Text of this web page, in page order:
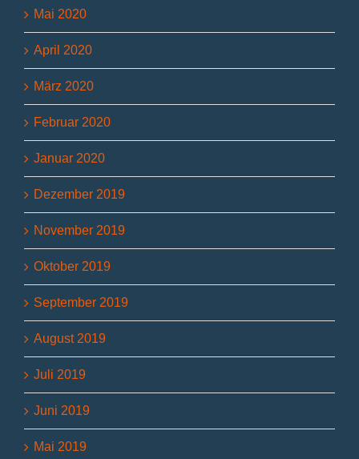
Mai 2020
April 2020
März 2020
Februar 2020
Januar 2020
Dezember 2019
November 2019
Oktober 2019
September 2019
August 2019
Juli 2019
Juni 2019
Mai 2019